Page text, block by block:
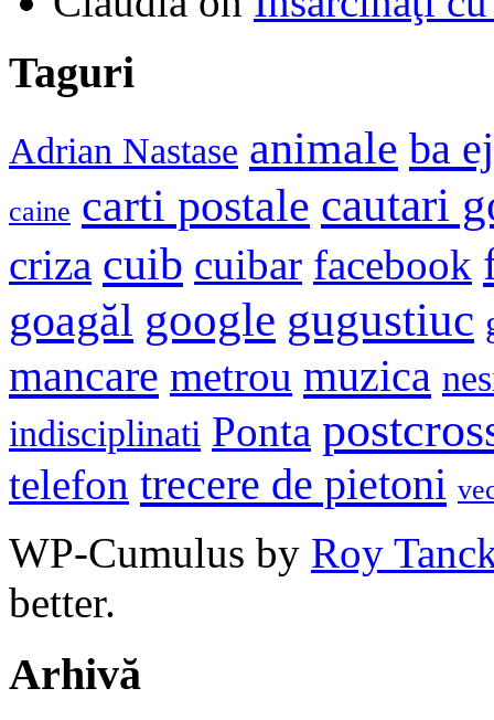
Taguri
Adrian Nastase animale ba
caine carti postale cautari
criza cuib cuibar facebook
goagăl google gugustiuc
mancare metrou muzica
indisciplinati Ponta
telefon trecere de pietoni
WP-Cumulus by Roy
better.
Arhivă